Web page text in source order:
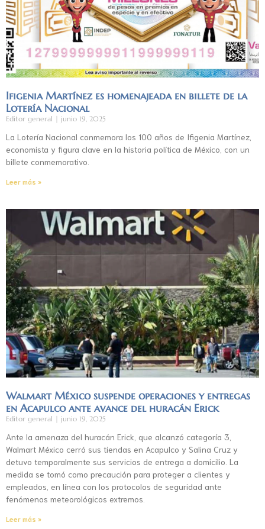
Ifigenia Martínez es homenajeada en billete de la
Lotería Nacional
Editor general junio 19, 2025
La Lotería Nacional conmemora los 100 años de Ifigenia Martínez,
economista y figura clave en la historia política de México, con un
billete conmemorativo.
Leer más »
Walmart México suspende operaciones y entregas
en Acapulco ante avance del huracán Erick
Editor general junio 19, 2025
Ante la amenaza del huracán Erick, que alcanzó categoría 3,
Walmart México cerró sus tiendas en Acapulco y Salina Cruz y
detuvo temporalmente sus servicios de entrega a domicilio. La
medida se tomó como precaución para proteger a clientes y
empleados, en línea con los protocolos de seguridad ante
fenómenos meteorológicos extremos.
Leer más »